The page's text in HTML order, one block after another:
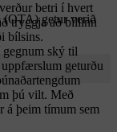
betri í hvert
tryggja að bíllinn
bílsins.
ský til
geturðu
þú vilt. Með
á þeim tímum sem
(OTA) getur verið